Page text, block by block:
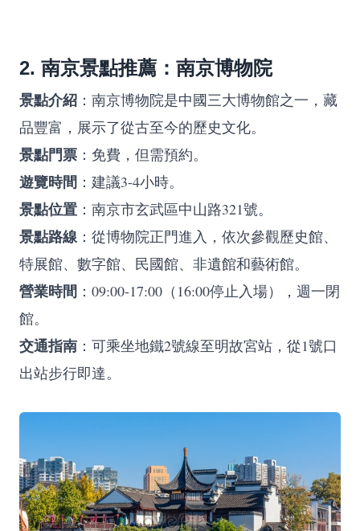
2. 南京景點推薦：南京博物院
景點介紹 ：南京博物院是中國三大博物館之一，藏
品豐富，展示了從古至今的歷史文化。
景點門票 ：免費，但需預約。
遊覽時間 ：建議3-4小時。
景點位置 ：南京市玄武區中山路321號。
景點路線 ：從博物院正門進入，依次參觀歷史館、
特展館、數字館、民國館、非遺館和藝術館。
營業時間 ：09:00-17:00（16:00停止入場），週一閉
館。
交通指南 ：可乘坐地鐵2號線至明故宮站，從1號口
出站步行即達。